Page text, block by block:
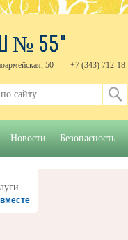
№ 55"
50 +7 (343) 712-
Новости Безопасность